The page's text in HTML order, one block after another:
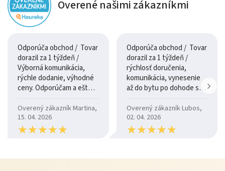
Overené našimi zákazníkmi
Odporúča obchod / Tovar
dorazil za 1 týždeň /
Výborná komunikácia,
rýchle dodanie, výhodné
ceny. Odporúčam a ešte
Overený zákazník Martina,
15. 04. 2026
★★★★★
★★★★★
Odporúča obchod / Tovar
dorazil za 1 týždeň /
rýchlosť doručenia,
komunikácia, vynesenie
až do bytu po dohode so
Overený zákazník Lubos,
02. 04. 2026
★★★★★
★★★★★